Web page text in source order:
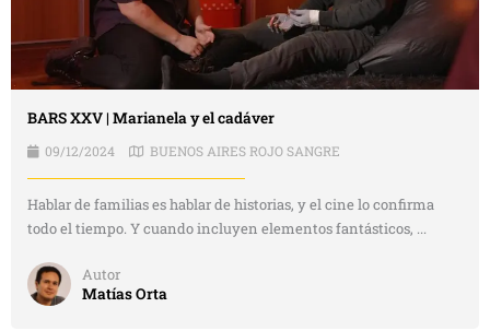
BARS XXV | Marianela y el cadáver
09/12/2024 BUENOS AIRES ROJO SANGRE
Hablar de familias es hablar de historias, y el cine lo confirma
todo el tiempo. Y cuando incluyen elementos fantásticos, ...
Autor
Matías Orta